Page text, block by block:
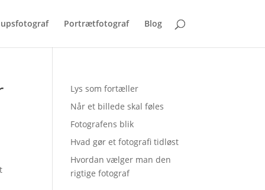
Portrætfotograf Blog
Lys som fortæller
Når et billede skal føles
Fotografens blik
Hvad gør et fotografi tidløst
Hvordan vælger man den
rigtige fotograf